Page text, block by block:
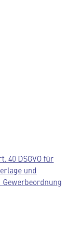
40 DSGVO für
und